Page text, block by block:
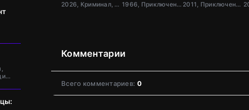
2026, Криминал, Детектив, Триллер, Драма, Великобрит
1966, Приключения, Фантастика, Боевик, США
2011, Приключения, Фэнтези, Блокбастер, Мистический, Боевик, Зарубежный, Мелодрама, Драма, США,
Комментарии
Всего комментариев: 0